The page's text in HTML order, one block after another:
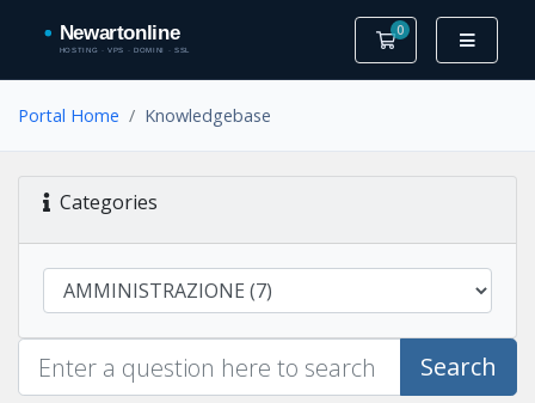
0
Shopping Cart
Portal Home Knowledgebase
Categories
Search